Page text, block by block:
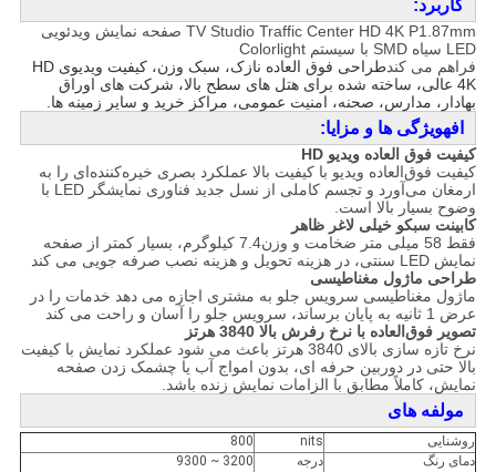
کاربرد:
TV Studio Traffic Center HD 4K P1.87mm صفحه نمایش ویدئویی
LED سیاه SMD با سیستم Colorlight
فراهم می کند
طراحی فوق العاده نازک، سبک وزن، کیفیت ویدیوی HD
4K عالی، ساخته شده برای هتل های سطح بالا، شرکت های اوراق
بهادار، مدارس، صحنه، امنیت عمومی، مراکز خرید و سایر زمینه ها.
افهویژگی ها و مزایا:
کیفیت فوق العاده ویدیو HD
کیفیت فوق‌العاده ویدیو با کیفیت بالا عملکرد بصری خیره‌کننده‌ای را به
ارمغان می‌آورد و تجسم کاملی از نسل جدید فناوری نمایشگر LED با
وضوح بسیار بالا است.
کابینت سبکو خیلی لاغر ظاهر
فقط 58 میلی متر ضخامت و وزن
7.4 کیلوگرم
، بسیار کمتر از صفحه
نمایش LED سنتی، در هزینه تحویل و هزینه نصب صرفه جویی می کند
طراحی ماژول مغناطیسی
ماژول مغناطیسی سرویس جلو به مشتری اجازه می دهد خدمات را در
عرض 1 ثانیه به پایان برساند، سرویس جلو را آسان و راحت می کند
تصویر فوق‌العاده با نرخ رفرش بالا 3840 هرتز
نرخ تازه سازی بالای 3840 هرتز باعث می شود عملکرد نمایش با کیفیت
بالا حتی در دوربین حرفه ای، بدون امواج آب یا چشمک زدن صفحه
نمایش، کاملاً مطابق با الزامات نمایش زنده باشد.
مولفه های
روشنایی nits
800
دمای رنگ
درجه
3200 ~ 9300